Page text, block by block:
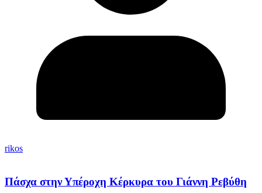
rikos
Πάσχα στην Υπέροχη Κέρκυρα του Γιάννη Ρεβύθη